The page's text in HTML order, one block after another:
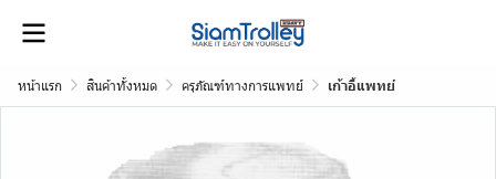
หน้าแรก สินค้าทั้งหมด ครุภัณฑ์ทางการแพทย์ เก้าอี้แพทย์